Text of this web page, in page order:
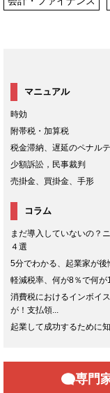
マニュアル
時効
附帯税・加算税
税金滞納、遅延のペナル
少額訴訟，民事裁判
売掛金、買掛金、手形
コラム
まだ導入していないの？
４選
5分でわかる、起業家が
軽減税率、何が8％で何
消費税におけるインボイ
が！支払領...
起業して成功するために
専門